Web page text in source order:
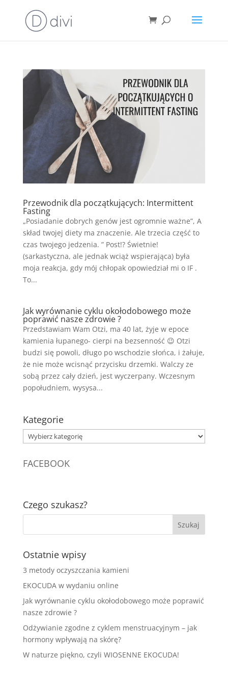
Przewodnik dla początkujących: Intermittent
Fasting
„Posiadanie dobrych genów jest ogromnie ważne”, A
skład twojej diety ma znaczenie. Ale trzecia część to
czas twojego jedzenia. ” Post!? Świetnie!
(sarkastyczna, ale jednak wciąż wspierająca) była
moja reakcja, gdy mój chłopak opowiedział mi o IF .
To...
Jak wyrównanie cyklu okołodobowego może
poprawić nasze zdrowie ?
Przedstawiam Wam Otzi, ma 40 lat, żyje w epoce
kamienia łupanego- cierpi na bezsenność 😉 Otzi
budzi się powoli, długo po wschodzie słońca, i żałuje,
że nie może wcisnąć przycisku drzemki. Walczy ze
sobą przez cały dzień, jest wyczerpany. Wczesnym
popołudniem, wysysa...
Kategorie
Kategorie
FACEBOOK
Czego szukasz?
Ostatnie wpisy
3 metody oczyszczania kamieni
EKOCUDA w wydaniu online
Jak wyrównanie cyklu okołodobowego może poprawić
nasze zdrowie ?
Odżywianie zgodne z cyklem menstruacyjnym – jak
hormony wpływają na skórę?
W naturze piękno, czyli WIOSENNE EKOCUDA!